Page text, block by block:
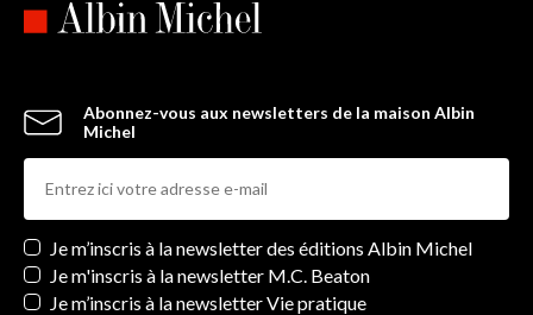
Abonnez-vous aux newsletters de la maison Albin
Michel
Newsletters
Je m’inscris à la newsletter des éditions Albin Michel
Je m'inscris à la newsletter M.C. Beaton
Je m’inscris à la newsletter Vie pratique